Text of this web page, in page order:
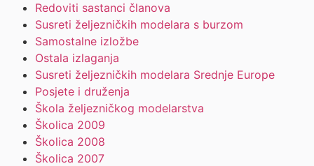
Redoviti sastanci članova
Susreti željezničkih modelara s burzom
Samostalne izložbe
Ostala izlaganja
Susreti željezničkih modelara Srednje Europe
Posjete i druženja
Škola željezničkog modelarstva
Školica 2009
Školica 2008
Školica 2007